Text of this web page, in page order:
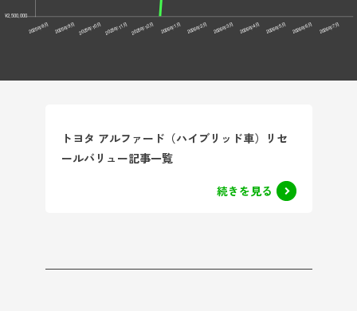
トヨタ アルファード（ハイブリッド車）リセ
ールバリュー記事一覧
続きを見る